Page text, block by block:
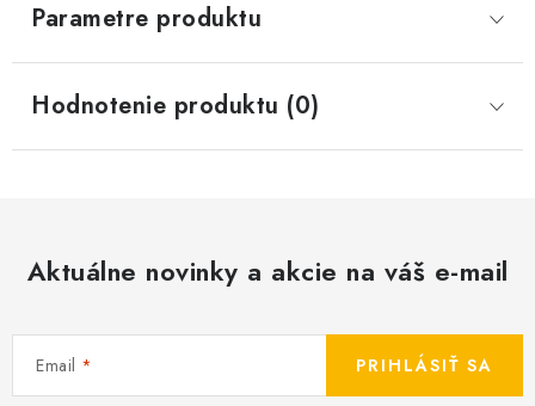
Parametre produktu
Hodnotenie produktu (0)
Aktuálne novinky a akcie na váš e-mail
Email PRIHLÁSIŤ SA